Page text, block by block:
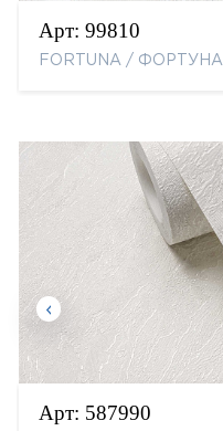
Арт: 99810
FORTUNA / ФОРТУНА
Арт: 587990